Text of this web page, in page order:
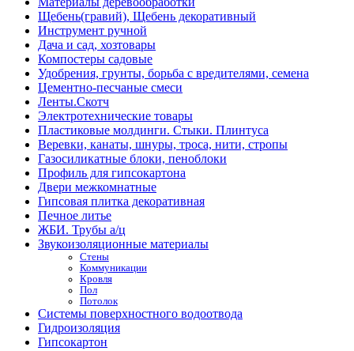
Щебень(гравий), Щебень декоративный
Инструмент ручной
Дача и сад, хозтовары
Компостеры садовые
Удобрения, грунты, борьба с вредителями, семена
Цементно-песчаные смеси
Ленты.Скотч
Электротехнические товары
Пластиковые молдинги. Стыки. Плинтуса
Веревки, канаты, шнуры, троса, нити, стропы
Газосиликатные блоки, пеноблоки
Профиль для гипсокартона
Двери межкомнатные
Гипсовая плитка декоративная
Печное литье
ЖБИ. Трубы а/ц
Звукоизоляционные материалы
Стены
Коммуникации
Кровля
Пол
Потолок
Системы поверхностного водоотвода
Гидроизоляция
Гипсокартон